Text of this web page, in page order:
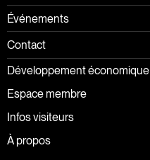
Événements
Contact
Développement économique
Espace membre
Infos visiteurs
À propos